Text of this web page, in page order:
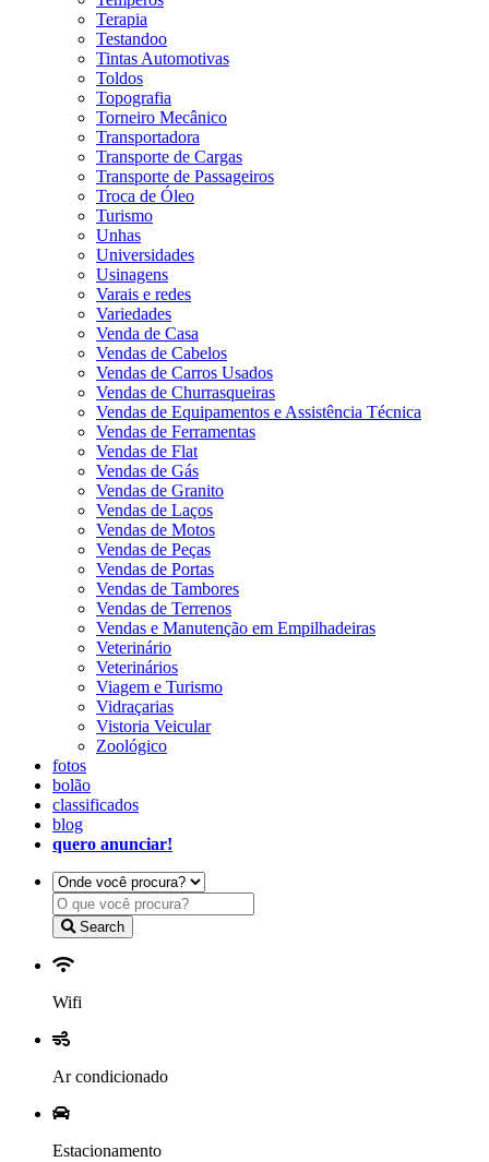
Terapia
Testandoo
Tintas Automotivas
Toldos
Topografia
Torneiro Mecânico
Transportadora
Transporte de Cargas
Transporte de Passageiros
Troca de Óleo
Turismo
Unhas
Universidades
Usinagens
Varais e redes
Variedades
Venda de Casa
Vendas de Cabelos
Vendas de Carros Usados
Vendas de Churrasqueiras
Vendas de Equipamentos e Assistência Técnica
Vendas de Ferramentas
Vendas de Flat
Vendas de Gás
Vendas de Granito
Vendas de Laços
Vendas de Motos
Vendas de Peças
Vendas de Portas
Vendas de Tambores
Vendas de Terrenos
Vendas e Manutenção em Empilhadeiras
Veterinário
Veterinários
Viagem e Turismo
Vidraçarias
Vistoria Veicular
Zoológico
fotos
bolão
classificados
blog
quero anunciar!
Search
Wifi
Ar condicionado
Estacionamento